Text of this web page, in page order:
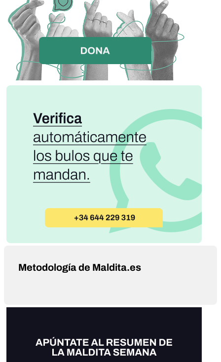
Metodología de Maldita.es